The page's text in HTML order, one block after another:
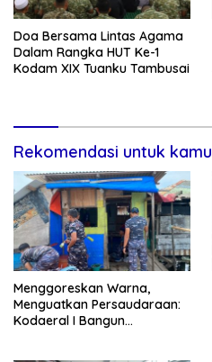
Doa Bersama Lintas Agama
Dalam Rangka HUT Ke-1
Kodam XIX Tuanku Tambusai
Rekomendasi untuk kamu
‎Menggoreskan Warna,
Menguatkan Persaudaraan:
Kodaeral I Bangun